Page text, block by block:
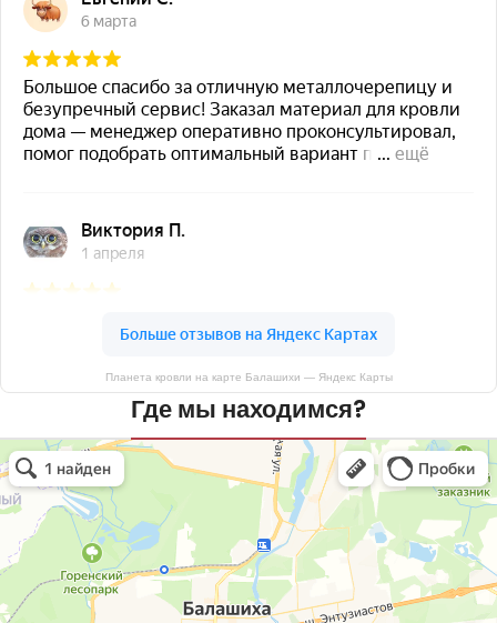
Планета кровли на карте Балашихи — Яндекс Карты
Где мы находимся?
Планета кровли
Кровля и кровельные материалы в Балашихе
Окна в Балашихе